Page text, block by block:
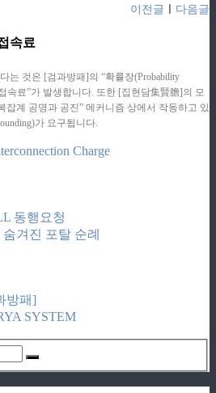
이전글 다음글
속료
는 것은 [검과방패]의 “확률장(Probability
속료”가 발생합니다. 또한 [집현담集賢膽]의 모
잡계 공명과 공진” 메커니즘 상에서 작동하고 있
가 요구됩니다.
Charge
동행요청
겨진 포탈 순례
방패]
SYSTEM